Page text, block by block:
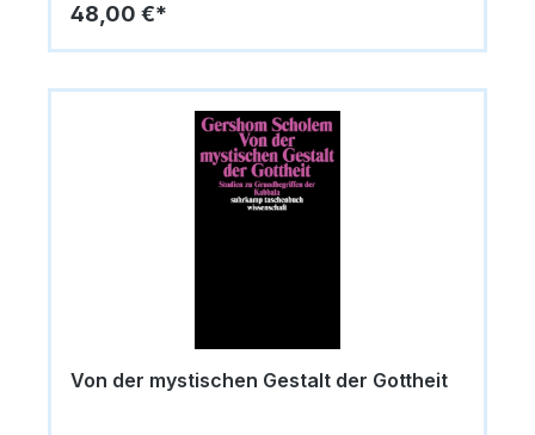
48,00 €*
Von der mystischen Gestalt der Gottheit